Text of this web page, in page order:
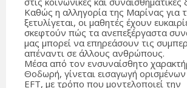
Καθώς η αλληγορία της Μαρίνας για
ξετυλίγεται, οι μαθητές έχουν
σκεφτούν πώς τα ανεπεξέργαστα
μας μπορεί να επηρεάσουν τις
απέναντι σε άλλους ανθρώπους.
Μέσα από τον ενσυναίσθητο
Θοδωρή, γίνεται εισαγωγή
EFT, με τρόπο που μοντελοποιεί την